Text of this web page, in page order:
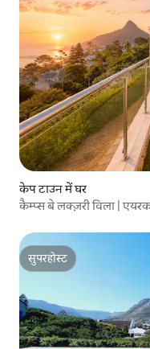
केप टाउन में घर
कैम्प्स बे लक्ज़री विला |
सुपरहोस्ट
सुपरहोस्ट